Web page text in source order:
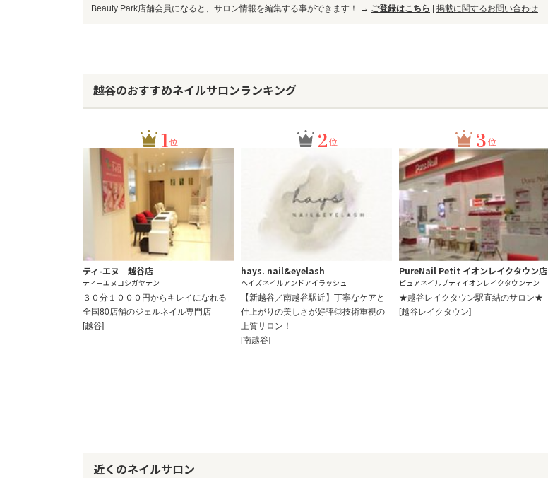
Beauty Park店舗会員になると、サロン情報を編集する事ができます！ → ご登録はこちら | 掲載に関するお問い合わせ
越谷のおすすめネイルサロンランキング
1位
ティ-エヌ 越谷店
ティーエヌコシガヤテン
３０分１０００円からキレイになれる
全国80店舗のジェルネイル専門店
[越谷]
2 位
hays. nail&eyelash
ヘイズネイルアンドアイラッシュ
【新越谷／南越谷駅近】丁寧なケアと
仕上がりの美しさが好評◎技術重視の
上質サロン！
[南越谷]
3 位
PureNail Petit イオンレイクタウン店
ピュアネイルプティイオンレイクタウンテン
★越谷レイクタウン駅直結のサロン★
[越谷レイクタウン]
近くのネイルサロン